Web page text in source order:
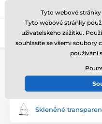
Zavolejte nám (Po-Pá 8-17)
Skleněné
Skleněné
Tyto webové
Tyto webové stránky
uživatelského zážitku.
souhlasíte se všemi soubory
používání